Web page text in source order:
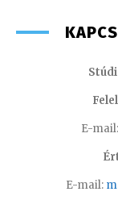
E-mail:
E-mail: